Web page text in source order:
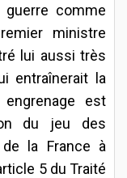
comme
ministre
lui aussi très
entraînerait la
est
du jeu des
la France à
5 du Traité